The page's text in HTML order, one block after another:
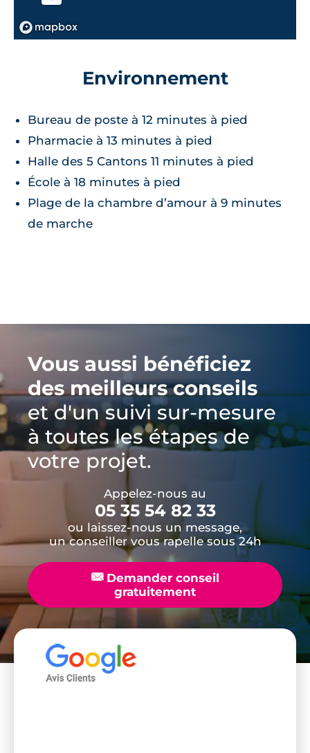
Environnement
Bureau de poste à 12 minutes à pied
Pharmacie à 13 minutes à pied
Halle des 5 Cantons 11 minutes à pied
École à 18 minutes à pied
Plage de la chambre d’amour à 9 minutes
de marche
Vous aussi bénéficiez
des meilleurs conseils
et d'un suivi sur-mesure
à toutes les étapes de
votre projet.
Appelez-nous au
05 35 54 82 33
ou laissez-nous un message,
un conseiller vous rapelle sous 24h
📧Demander conseil
gratuitement